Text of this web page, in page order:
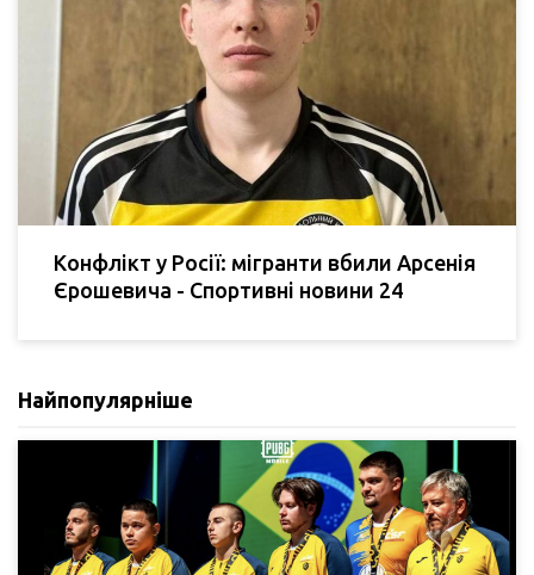
Конфлікт у Росії: мігранти вбили Арсенія
Єрошевича - Спортивні новини 24
Найпопулярніше